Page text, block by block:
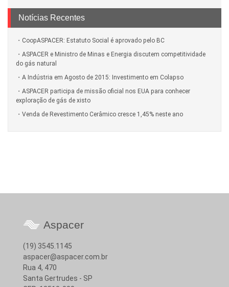
Notícias Recentes
CoopASPACER: Estatuto Social é aprovado pelo BC
ASPACER e Ministro de Minas e Energia discutem competitividade
do gás natural
A Indústria em Agosto de 2015: Investimento em Colapso
ASPACER participa de missão oficial nos EUA para conhecer
exploração de gás de xisto
Venda de Revestimento Cerâmico cresce 1,45% neste ano
Aspacer
(19) 3545.1145
aspacer@aspacer.com.br
Rua 4, 470
Santa Gertrudes - SP